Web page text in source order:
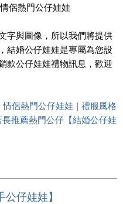
侶熱門公仔娃娃
字與圖像，所以我們將提供
結婚公仔娃娃是專屬為您設
款公仔娃娃禮物訊息，歡迎
|情侶熱門公仔娃娃
禮服風格
推薦熱門公仔【結婚公仔娃
仔娃娃】